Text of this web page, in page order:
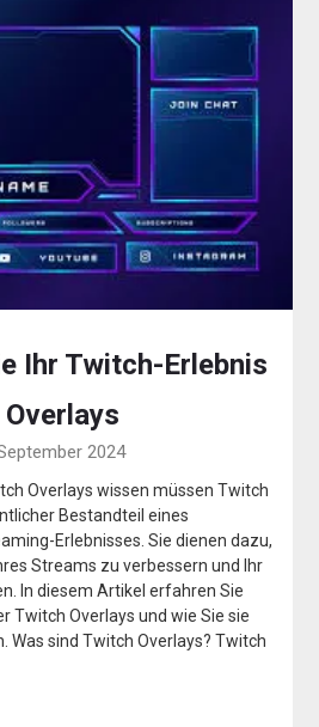
Ihr Twitch-Erlebnis
2024
Overlays wissen müssen Twitch
Bestandteil eines
Erlebnisses. Sie dienen dazu,
Streams zu verbessern und Ihr
In diesem Artikel erfahren Sie
Twitch Overlays und wie Sie sie
Was sind Twitch Overlays? Twitch